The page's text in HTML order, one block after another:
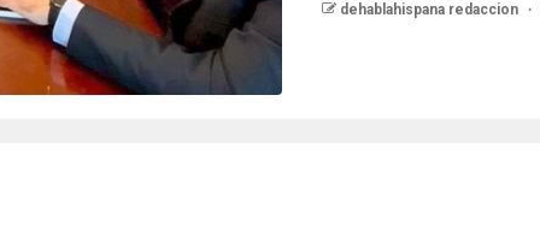
dehablahispana redaccion